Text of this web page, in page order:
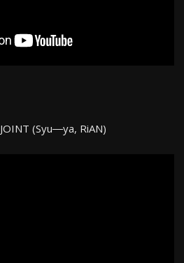
(Syu―ya, RiAN)